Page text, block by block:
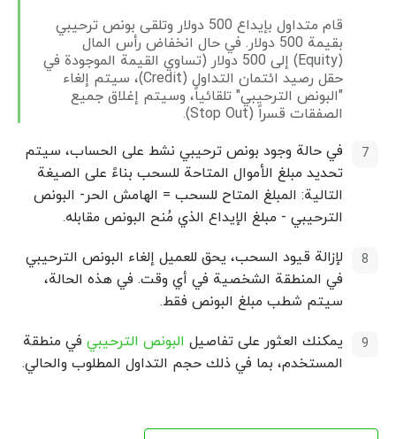
قام متداول بإيداع 500 دولار وتلقى بونص ترحيبي
بقيمة 500 دولار. في حال انخفاض رأس المال
(Equity) إلى 500 دولار (تساوي القيمة الموجودة في
حقل رصید ائتمان التداول (Credit)، سيتم إلغاء
"البونص الترحيبي" تلقائياً، وسيتم إغلاق جميع
الصفقات قسراً (Stop Out).
في حالة وجود بونص ترحيبي نشط على الحساب، سيتم
تحديد مبلغ الأموال المتاحة للسحب بناءً على الصيغة
التالیة: المبلغ المتاح للسحب = الهامش الحر- البونص
الترحيبي - مبلغ الإيداع الذي مُنح البونص مقابله.
لإزالة قيود السحب، يحق للعميل إلغاء البونص الترحيبي
في المنطقة الشخصية في أي وقت. في هذه الحالة،
سيتم شطب مبلغ البونص فقط.
يمكنك العثور على تفاصيل البونص الترحيبي في منطقة
المستخدم، بما في ذلك حجم التداول المطلوب والحالي.